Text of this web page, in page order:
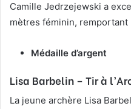
Camille Jedrzejewski a
mètres féminin, remportant
Médaille d’argent
Lisa Barbelin – Tir à
La jeune archère Lisa